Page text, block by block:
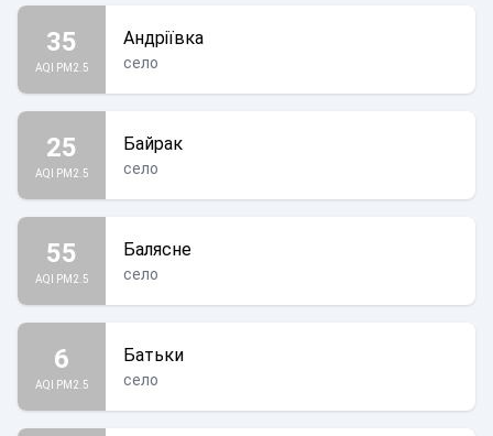
35
AQI PM2.5
Андріївка
село
25
AQI PM2.5
Байрак
село
55
AQI PM2.5
Балясне
село
6
AQI PM2.5
Батьки
село